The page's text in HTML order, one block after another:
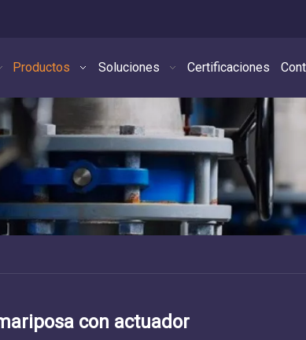
Productos Soluciones Certificaciones
con actuador